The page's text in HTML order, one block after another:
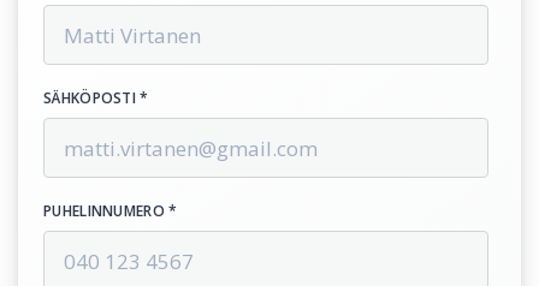
SÄHKÖPOSTI *
PUHELINNUMERO *